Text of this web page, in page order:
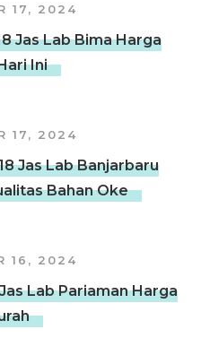
17, 2024
Jas Lab Bima Harga
Ini
17, 2024
Jas Lab Banjarbaru
Bahan Oke
16, 2024
Lab Pariaman Harga